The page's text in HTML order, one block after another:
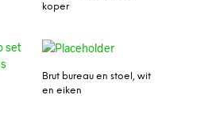
koper
Brut bureau en stoel, wit
en eiken